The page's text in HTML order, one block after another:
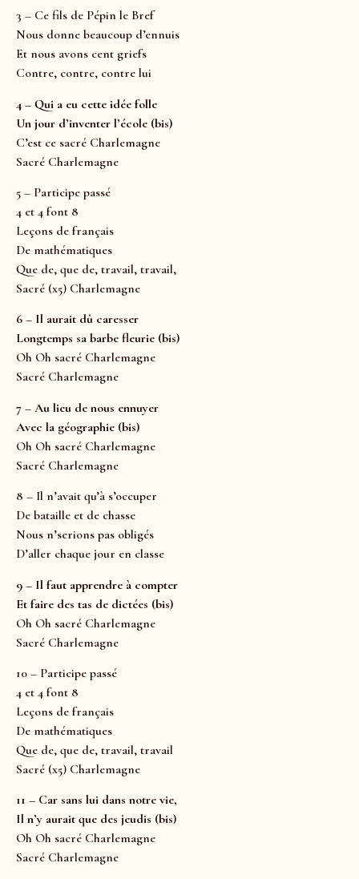
3 – Ce fils de Pépin le Bref
Nous donne beaucoup d’ennuis
Et nous avons cent griefs
Contre, contre, contre lui
4 – Qui a eu cette idée folle
Un jour d’inventer l’école (bis)
C’est ce sacré Charlemagne
Sacré Charlemagne
5 – Participe passé
4 et 4 font 8
Leçons de français
De mathématiques
Que de, que de, travail, travail,
Sacré (x5) Charlemagne
6 – Il aurait dû caresser
Longtemps sa barbe fleurie (bis)
Oh Oh sacré Charlemagne
Sacré Charlemagne
7 – Au lieu de nous ennuyer
Avec la géographie (bis)
Oh Oh sacré Charlemagne
Sacré Charlemagne
8 – Il n’avait qu’à s’occuper
De bataille et de chasse
Nous n’serions pas obligés
D’aller chaque jour en classe
9 – Il faut apprendre à compter
Et faire des tas de dictées (bis)
Oh Oh sacré Charlemagne
Sacré Charlemagne
10 – Participe passé
4 et 4 font 8
Leçons de français
De mathématiques
Que de, que de, travail, travail
Sacré (x5) Charlemagne
11 – Car sans lui dans notre vie,
Il n’y aurait que des jeudis (bis)
Oh Oh sacré Charlemagne
Sacré Charlemagne